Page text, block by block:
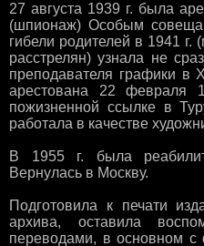
27 августа 1939 г. была
(шпионаж) Особым
гибели родителей в 1941 г.
расстрелян) узнала не
преподавателя графики в
арестована 22 февраля
пожизненной ссылке в
работала в качестве
В 1955 г. была
Вернулась в Москву.
Подготовила к печати
архива, оставила
переводами, в основном с